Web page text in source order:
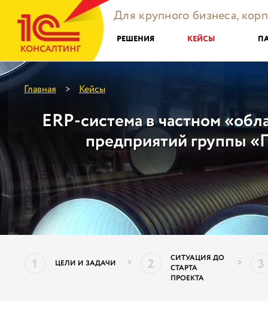
Для крупного бизнеса,
РЕШЕНИЯ КЕЙСЫ
Главная > Кейсы
ERP-система в частном
предприятий группы
1 ЦЕЛИ И ЗАДАЧИ > 2
СИТУАЦИЯ ДО
СТАРТА
ПРОЕКТА
> 3